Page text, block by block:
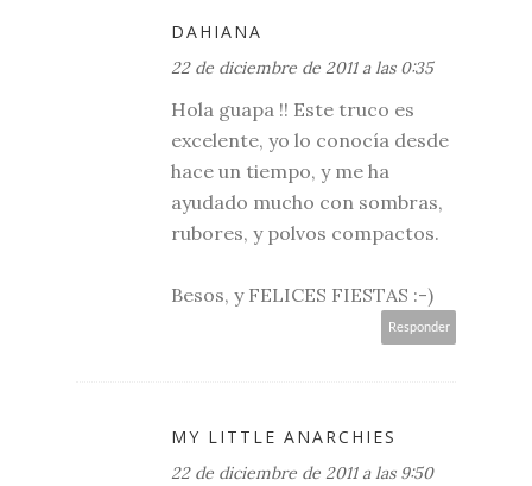
DAHIANA
22 de diciembre de 2011 a las 0:35
Hola guapa !! Este truco es
excelente, yo lo conocía desde
hace un tiempo, y me ha
ayudado mucho con sombras,
rubores, y polvos compactos.
Besos, y FELICES FIESTAS :-)
Responder
MY LITTLE ANARCHIES
22 de diciembre de 2011 a las 9:50